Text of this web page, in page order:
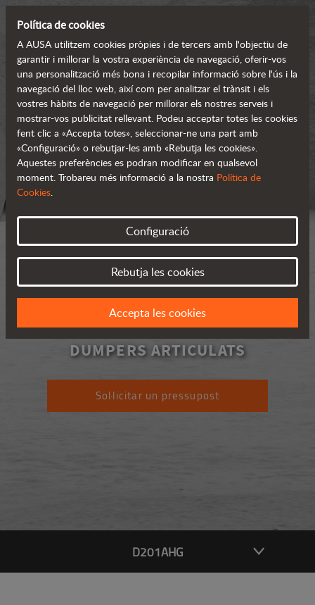
D201AHG
DUMPERS ARTICULATS
Sol·licitar un pressupost
D201AHG
Política de cookies
A AUSA utilitzem cookies pròpies i de tercers amb l'objectiu de
garantir i millorar la vostra experiència de navegació, oferir-vos
una personalització més bona i recopilar informació sobre l'ús i la
navegació del lloc web, així com per analitzar el trànsit i els
vostres hàbits de navegació per millorar els nostres serveis i
mostrar-vos publicitat rellevant. Podeu acceptar totes les cookies
fent clic a «Accepta totes», seleccionar-ne una part amb
«Configuració» o rebutjar-les amb «Rebutja les cookies».
Aquestes preferències es podran modificar en qualsevol
moment. Trobareu més informació a la nostra Política de
Cookies.
Configuració
Rebutja les cookies
Accepta les cookies